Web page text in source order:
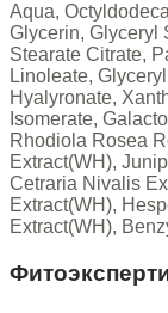
Aqua,
Glycerin, Glyceryl
Stearate Citrate,
Linoleate,
Hyalyronate,
Isomerate,
Rhodiola Rosea
Extract(WH),
Cetraria Nivalis
Extract(WH),
Extract(WH),